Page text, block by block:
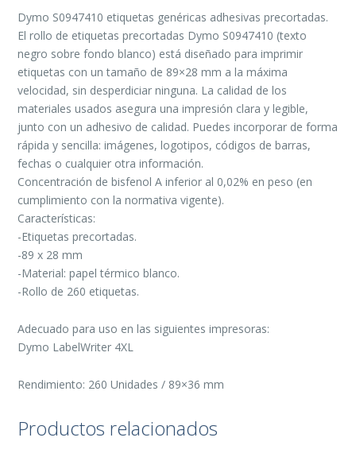
Dymo S0947410 etiquetas genéricas adhesivas precortadas.
El rollo de etiquetas precortadas Dymo S0947410 (texto
negro sobre fondo blanco) está diseñado para imprimir
etiquetas con un tamaño de 89×28 mm a la máxima
velocidad, sin desperdiciar ninguna. La calidad de los
materiales usados asegura una impresión clara y legible,
junto con un adhesivo de calidad. Puedes incorporar de forma
rápida y sencilla: imágenes, logotipos, códigos de barras,
fechas o cualquier otra información.
Concentración de bisfenol A inferior al 0,02% en peso (en
cumplimiento con la normativa vigente).
Características:
-Etiquetas precortadas.
-89 x 28 mm
-Material: papel térmico blanco.
-Rollo de 260 etiquetas.
Adecuado para uso en las siguientes impresoras:
Dymo LabelWriter 4XL
Rendimiento: 260 Unidades / 89×36 mm
Productos relacionados